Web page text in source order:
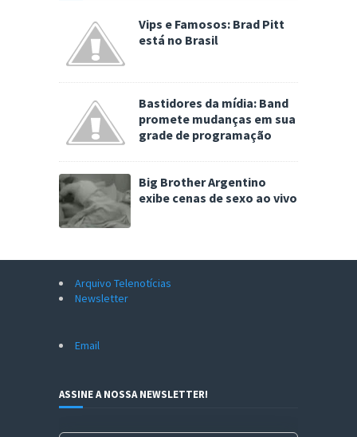
Vips e Famosos: Brad Pitt
está no Brasil
Bastidores da mídia: Band
promete mudanças em sua
grade de programação
Big Brother Argentino
exibe cenas de sexo ao vivo
Arquivo Telenotícias
Newsletter
Email
ASSINE A NOSSA NEWSLETTER!